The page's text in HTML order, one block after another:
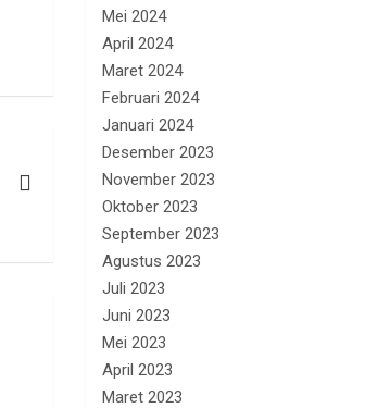
Mei 2024
April 2024
Maret 2024
Februari 2024
Januari 2024
Desember 2023
November 2023
Oktober 2023
September 2023
Agustus 2023
Juli 2023
Juni 2023
Mei 2023
April 2023
Maret 2023